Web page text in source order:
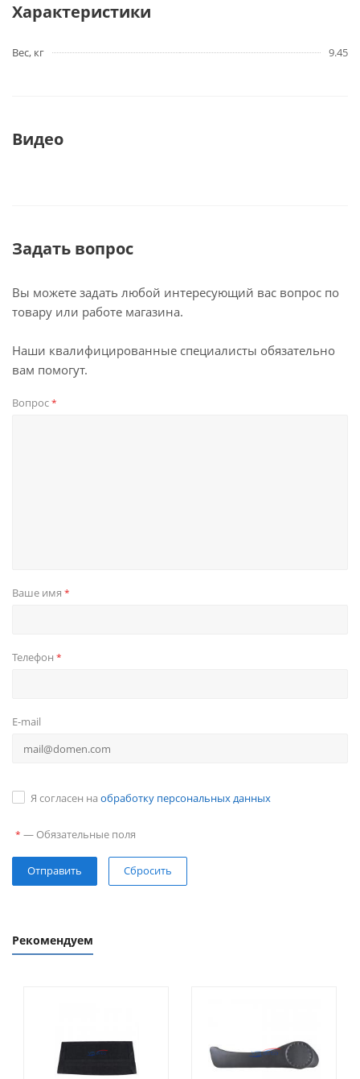
Характеристики
Вес, кг 9.45
Видео
Задать вопрос
Вы можете задать любой интересующий вас вопрос по
товару или работе магазина.
Наши квалифицированные специалисты обязательно
вам помогут.
Вопрос*
Ваше имя *
Телефон *
E-mail
Я согласен на обработку персональных данных
* — Обязательные поля
Сбросить
Рекомендуем